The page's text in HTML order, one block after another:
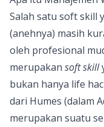
Salah satu soft skill
(anehnya) masih
oleh profesional
merupakan soft skill
bukan hanya life
dari Humes (dalam
merupakan suatu